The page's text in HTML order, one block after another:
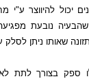
יכול להיווצר
נובעת
שאותו ניתן לסלק
ספק בצורך לתת